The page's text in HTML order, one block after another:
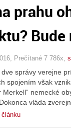
prahu
Bude
Prečítané 7 786x,
dve správy verejne
spojením však
Merkell“ nemecké
vláda
článku